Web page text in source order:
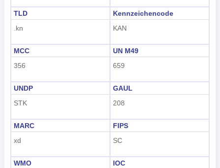
한국어
TLD
.kn
Kennzeichencode
KAN
MCC
356
UN M49
659
UNDP
STK
GAUL
208
MARC
xd
FIPS
SC
WMO
IOC